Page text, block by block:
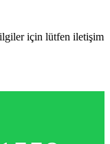
için lütfen iletişim